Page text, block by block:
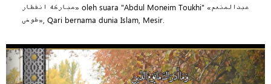
مبارکه انفطار» oleh suara "Abdul Moneim Toukhi" «عبدالمنعم
طوخی», Qari bernama dunia Islam, Mesir.